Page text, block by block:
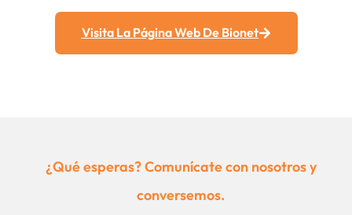
Visita La Página Web De Bionet
¿Qué esperas? Comunícate con nosotros y
conversemos.